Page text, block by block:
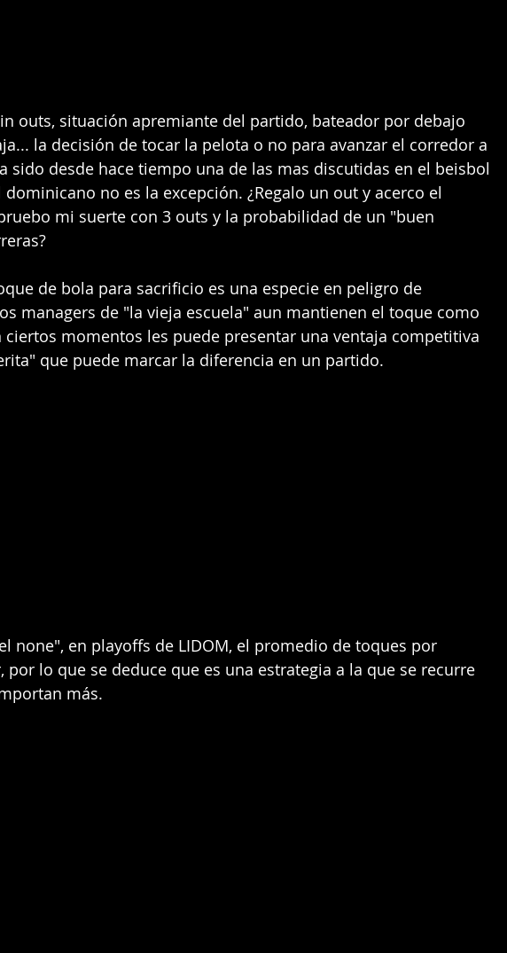
outs, situación apremiante del partido, bateador por debajo
la decisión de tocar la pelota o no para avanzar el corredor a
sido desde hace tiempo una de las mas discutidas en el beisbol
no es la excepción. ¿Regalo un out y acerco el
mi suerte con 3 outs y la probabilidad de un "buen
de bola para sacrificio es una especie en peligro de
managers de "la vieja escuela" aun mantienen el toque como
ciertos momentos les puede presentar una ventaja competitiva
que puede marcar la diferencia en un partido.
none", en playoffs de LIDOM, el promedio de toques por
lo que se deduce que es una estrategia a la que se recurre
más.